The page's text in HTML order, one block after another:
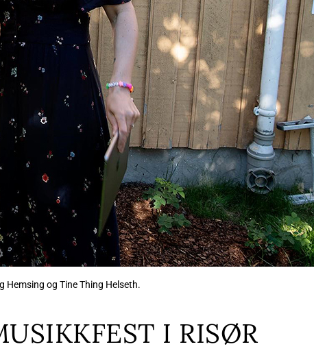
Hemsing og Tine Thing Helseth.
I RISØR